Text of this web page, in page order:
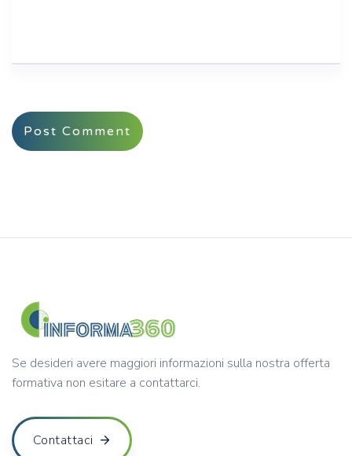
Se desideri avere maggiori informazioni sulla nostra offerta
formativa non esitare a contattarci.
Contattaci